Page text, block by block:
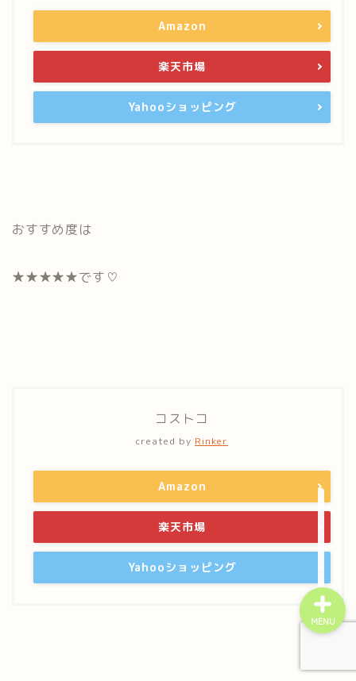
Amazon
楽天市場
Yahooショッピング
おすすめ度は
★★★★★です♡
コストコ
created by Rinker
Amazon
楽天市場
Yahooショッピング
MENU
プライバシーポリシー
お問い合わせ